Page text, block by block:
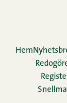
Hem